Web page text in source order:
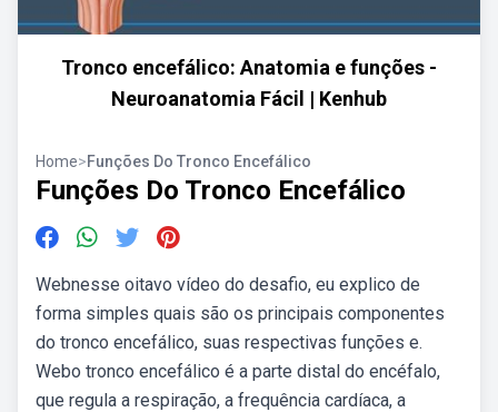
Tronco encefálico: Anatomia e funções -
Neuroanatomia Fácil | Kenhub
Home>Funções Do Tronco Encefálico
Funções Do Tronco Encefálico
Webnesse oitavo vídeo do desafio, eu explico de
forma simples quais são os principais componentes
do tronco encefálico, suas respectivas funções e.
Webo tronco encefálico é a parte distal do encéfalo,
que regula a respiração, a frequência cardíaca, a